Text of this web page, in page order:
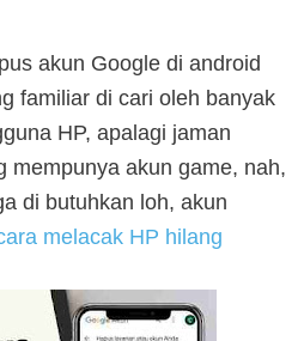
akun Google di android
familiar di cari oleh banyak
HP, apalagi jaman
mempunya akun game, nah,
di butuhkan loh, akun
melacak HP hilang